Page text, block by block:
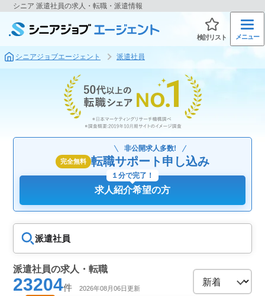
シニア 派遣社員の求人・転職・派遣情報
検討リスト メニュー
シニアジョブエージェント 派遣社員
完全無料
非公開求人多数!
転職サポート申し込み
求人紹介希望の方
１分で完了！
派遣社員
派遣社員の求人・転職
23204件 2026年08月06日更新